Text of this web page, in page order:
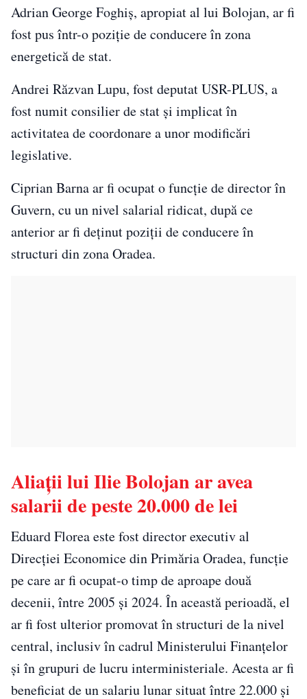
Adrian George Foghiș, apropiat al lui Bolojan, ar fi
fost pus într-o poziție de conducere în zona
energetică de stat.
Andrei Răzvan Lupu, fost deputat USR-PLUS, a
fost numit consilier de stat și implicat în
activitatea de coordonare a unor modificări
legislative.
Ciprian Barna ar fi ocupat o funcție de director în
Guvern, cu un nivel salarial ridicat, după ce
anterior ar fi deținut poziții de conducere în
structuri din zona Oradea.
Aliații lui Ilie Bolojan ar avea
salarii de peste 20.000 de lei
Eduard Florea este fost director executiv al
Direcției Economice din Primăria Oradea, funcție
pe care ar fi ocupat-o timp de aproape două
decenii, între 2005 și 2024. În această perioadă, el
ar fi fost ulterior promovat în structuri de la nivel
central, inclusiv în cadrul Ministerului Finanțelor
și în grupuri de lucru interministeriale. Acesta ar fi
beneficiat de un salariu lunar situat între 22.000 și